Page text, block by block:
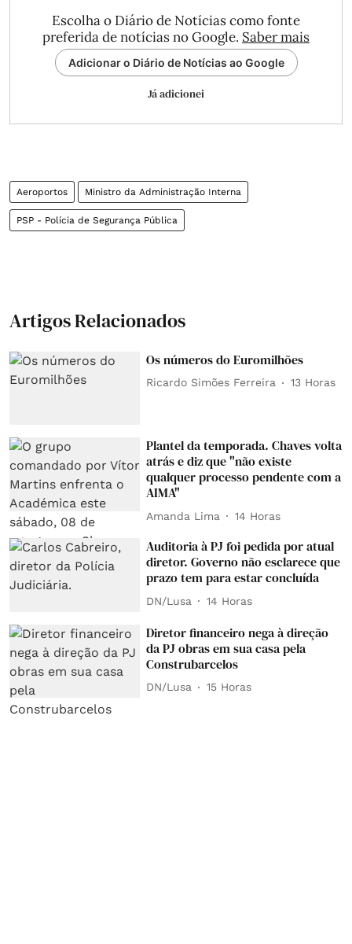
Escolha o Diário de Notícias como fonte
preferida de notícias no Google. Saber mais
Adicionar o Diário de Notícias ao Google
Já adicionei
Aeroportos Ministro da Administração Interna
PSP - Polícia de Segurança Pública
Artigos Relacionados
Os números do Euromilhões
Ricardo Simões Ferreira 13 Horas
Plantel da temporada. Chaves volta
atrás e diz que "não existe
qualquer processo pendente com a
AIMA"
Amanda Lima 14 Horas
Auditoria à PJ foi pedida por atual
diretor. Governo não esclarece que
prazo tem para estar concluída
DN/Lusa 14 Horas
Diretor financeiro nega à direção
da PJ obras em sua casa pela
Construbarcelos
DN/Lusa 15 Horas